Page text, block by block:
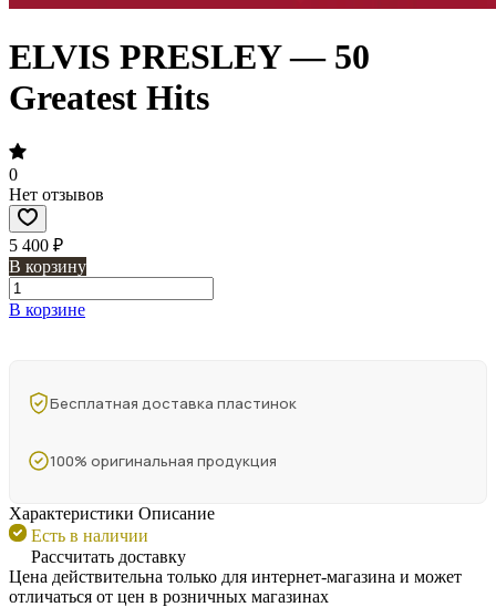
ELVIS PRESLEY — 50
Greatest Hits
0
Нет отзывов
5 400 ₽
В корзину
В корзине
Бесплатная доставка пластинок
100% оригинальная продукция
Характеристики Описание
Есть в наличии
Рассчитать доставку
Цена действительна только для интернет-магазина и может
отличаться от цен в розничных магазинах